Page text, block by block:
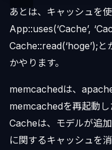
あとは、キャッシュを
App::uses(‘Cache’,
Cache::read(‘hoge’);と
かやります。
memcachedは、
memcachedを再起動
Cacheは、モデルが追
に関するキャッシュを